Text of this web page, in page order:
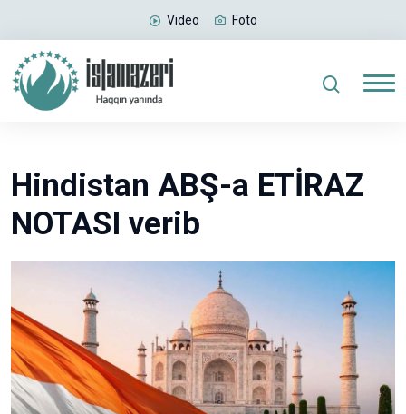
Video Foto
Hindistan ABŞ-a ETİRAZ
NOTASI verib